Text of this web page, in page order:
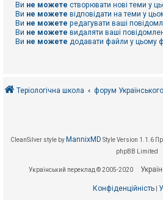
Ви не можете створювати нові теми у
Ви не можете відповідати на теми у
Ви не можете редагувати ваші
Ви не можете видаляти ваші
Ви не можете додавати файли у цьому
Теріологічна школа форум
CleanSilver style by MannixMD Style Version 1.1.6
phpBB Limited
Український переклад © 2005-2020
Конфіденційність|